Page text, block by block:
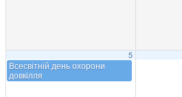
5
Всесвітній день охорони
довкілля